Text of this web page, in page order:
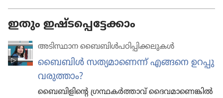
ഇതും ഇഷ്ടപ്പെട്ടേക്കാം
അടിസ്ഥാന ബൈബിൾപഠിപ്പിക്കലുകൾ
ബൈബിൾ സത്യമാ​ണെന്ന്‌ എങ്ങനെ ഉറപ്പു
വരുത്താം?
ബൈബി​ളി​ന്റെ ഗ്രന്ഥകർത്താവ്‌ ദൈവ​മാ​ണെ​ങ്കിൽ